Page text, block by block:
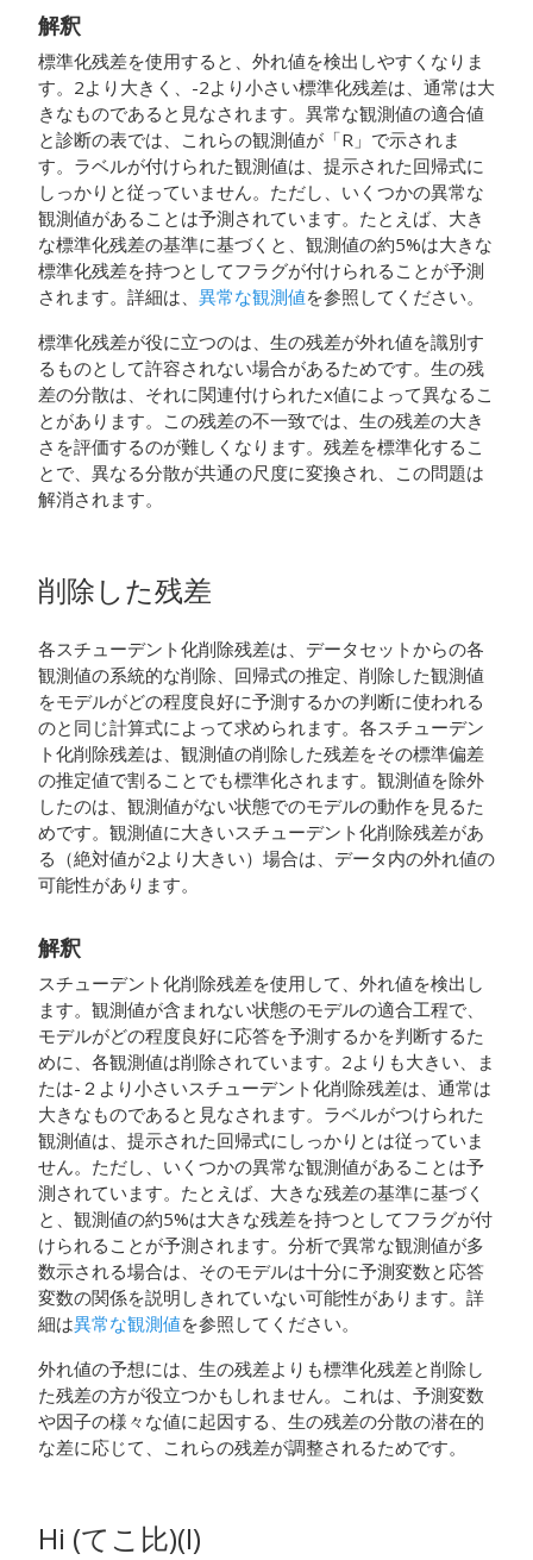
解釈
標準化残差を使用すると、外れ値を検出しやすくなりま
す。2より大きく、-2より小さい標準化残差は、通常は大
きなものであると見なされます。異常な観測値の適合値
と診断の表では、これらの観測値が「R」で示されま
す。ラベルが付けられた観測値は、提示された回帰式に
しっかりと従っていません。ただし、いくつかの異常な
観測値があることは予測されています。たとえば、大き
な標準化残差の基準に基づくと、観測値の約5%は大きな
標準化残差を持つとしてフラグが付けられることが予測
されます。詳細は、 異常な観測値を参照してください。
標準化残差が役に立つのは、生の残差が外れ値を識別す
るものとして許容されない場合があるためです。生の残
差の分散は、それに関連付けられたx値によって異なるこ
とがあります。この残差の不一致では、生の残差の大き
さを評価するのが難しくなります。残差を標準化するこ
とで、異なる分散が共通の尺度に変換され、この問題は
解消されます。
削除した残差
各スチューデント化削除残差は、データセットからの各
観測値の系統的な削除、回帰式の推定、削除した観測値
をモデルがどの程度良好に予測するかの判断に使われる
のと同じ計算式によって求められます。各スチューデン
ト化削除残差は、観測値の削除した残差をその標準偏差
の推定値で割ることでも標準化されます。観測値を除外
したのは、観測値がない状態でのモデルの動作を見るた
めです。観測値に大きいスチューデント化削除残差があ
る（絶対値が2より大きい）場合は、データ内の外れ値の
可能性があります。
解釈
スチューデント化削除残差を使用して、外れ値を検出し
ます。観測値が含まれない状態のモデルの適合工程で、
モデルがどの程度良好に応答を予測するかを判断するた
めに、各観測値は削除されています。2よりも大きい、ま
たは-２より小さいスチューデント化削除残差は、通常は
大きなものであると見なされます。ラベルがつけられた
観測値は、提示された回帰式にしっかりとは従っていま
せん。ただし、いくつかの異常な観測値があることは予
測されています。たとえば、大きな残差の基準に基づく
と、観測値の約5%は大きな残差を持つとしてフラグが付
けられることが予測されます。分析で異常な観測値が多
数示される場合は、そのモデルは十分に予測変数と応答
変数の関係を説明しきれていない可能性があります。詳
細は異常な観測値を参照してください。
外れ値の予想には、生の残差よりも標準化残差と削除し
た残差の方が役立つかもしれません。これは、予測変数
や因子の様々な値に起因する、生の残差の分散の潜在的
な差に応じて、これらの残差が調整されるためです。
Hi (てこ比)(I)